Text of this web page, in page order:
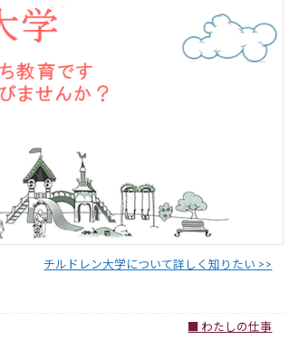
チルドレン大学について詳しく知りたい >>
■ わたしの仕事